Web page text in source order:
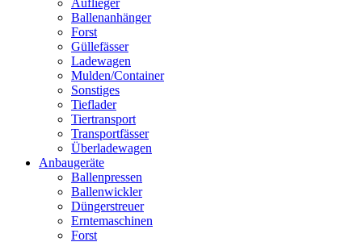
Auflieger
Ballenanhänger
Forst
Güllefässer
Ladewagen
Mulden/Container
Sonstiges
Tieflader
Tiertransport
Transportfässer
Überladewagen
Anbaugeräte
Ballenpressen
Ballenwickler
Düngerstreuer
Erntemaschinen
Forst